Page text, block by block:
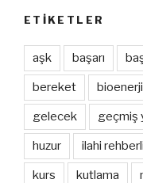
ETIKETLER
aşk başarı
bereket bioenerji
gelecek geçmiş
huzur ilahi
kurs kutlama